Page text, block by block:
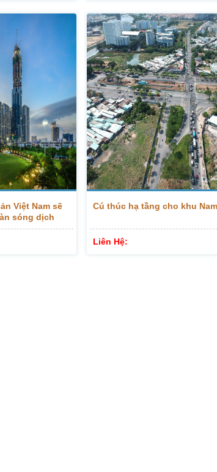
Việt Nam sẽ
sóng dịch
Cú thúc hạ tầng cho khu Nam
Liên Hệ: